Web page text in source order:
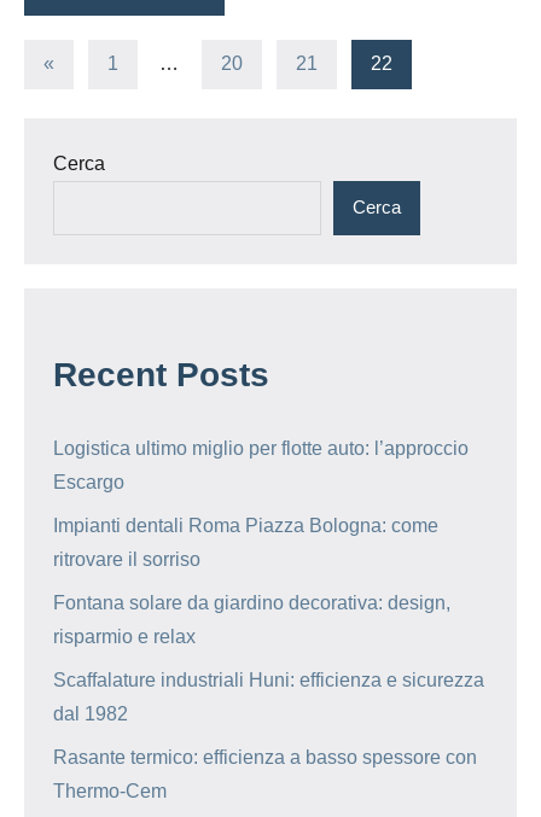
Paginazione
articoli
« Articolo1 … 20 21 22
Cerca
Cerca
Recent Posts
Logistica ultimo miglio per flotte auto: l’approccio
Escargo
Impianti dentali Roma Piazza Bologna: come
ritrovare il sorriso
Fontana solare da giardino decorativa: design,
risparmio e relax
Scaffalature industriali Huni: efficienza e sicurezza
dal 1982
Rasante termico: efficienza a basso spessore con
Thermo-Cem